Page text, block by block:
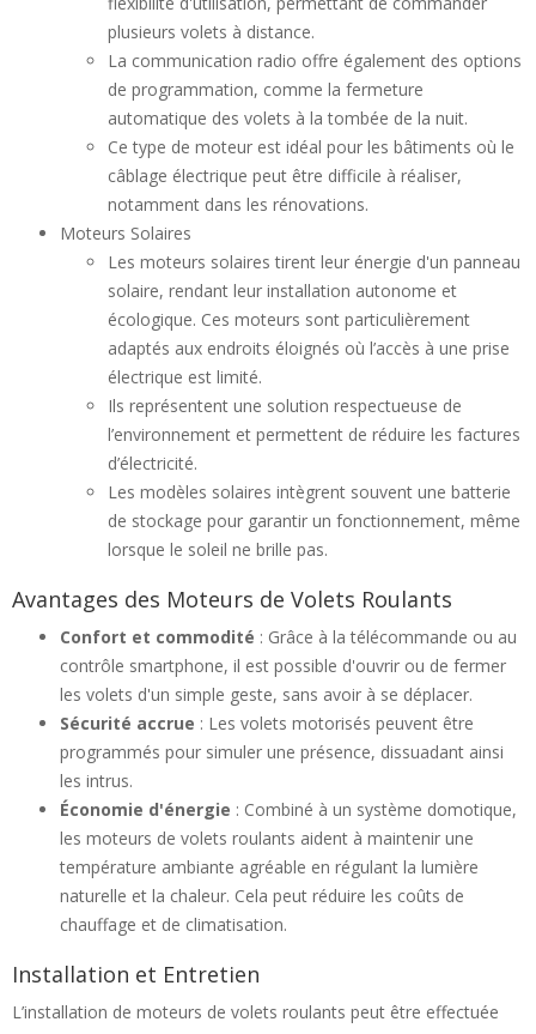
plusieurs volets à distance.
La communication radio offre également des options
de programmation, comme la fermeture
automatique des volets à la tombée de la nuit.
Ce type de moteur est idéal pour les bâtiments où le
câblage électrique peut être difficile à réaliser,
notamment dans les rénovations.
Moteurs Solaires
Les moteurs solaires tirent leur énergie d'un panneau
solaire, rendant leur installation autonome et
écologique. Ces moteurs sont particulièrement
adaptés aux endroits éloignés où l’accès à une prise
électrique est limité.
Ils représentent une solution respectueuse de
l’environnement et permettent de réduire les factures
d’électricité.
Les modèles solaires intègrent souvent une batterie
de stockage pour garantir un fonctionnement, même
lorsque le soleil ne brille pas.
Avantages des Moteurs de Volets Roulants
Confort et commodité : Grâce à la télécommande ou au
contrôle smartphone, il est possible d'ouvrir ou de fermer
les volets d'un simple geste, sans avoir à se déplacer.
Sécurité accrue : Les volets motorisés peuvent être
programmés pour simuler une présence, dissuadant ainsi
les intrus.
Économie d'énergie : Combiné à un système domotique,
les moteurs de volets roulants aident à maintenir une
température ambiante agréable en régulant la lumière
naturelle et la chaleur. Cela peut réduire les coûts de
chauffage et de climatisation.
Installation et Entretien
L’installation de moteurs de volets roulants peut être effectuée